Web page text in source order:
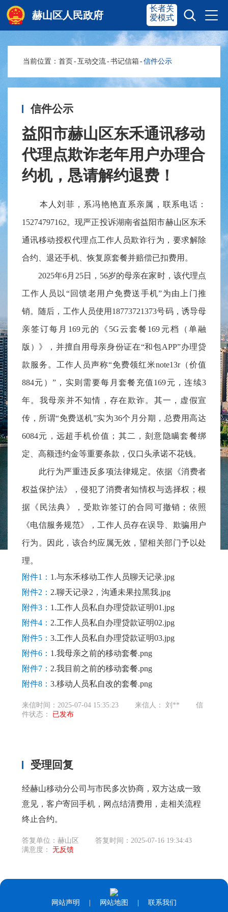
赫山区人民政府
赫山首页 奋进赫山
政务要闻
信息公开 政务服务
互动交流
长者关
爱模式
当前位置： 首页 -互动交流-书记信箱-信件公示
信件公示
益阳市赫山区东禾通讯移动
代理点欺诈老年用户办理合
约机，恳请解约退费！
本人刘菲，系冯艳艳直系亲属，联系电话：
15274797162。现严正投诉湖南省益阳市赫山区东禾
通讯移动授权代理点工作人员欺诈行为，要求解除
合约、退还手机、恢复原套餐并赔偿已扣费用。
2025年6月25日，56岁的母亲在家时，该代理点
工作人员以“回馈老用户免费送手机”为由上门推
销。随后，工作人员使用18773721373号码，诱导母
亲签订每月169元的《5G云套餐169元档（单融
版）》，并擅自用母亲身份证在“和包APP”办理贷
款服务。工作人员声称“免费领红米note13r（价值
884元）”，实则需要每月套餐充值169元，连续3
年。我母亲并不知情，存在欺诈。其一，虚假宣
传，所谓“免费送机”实为36个月分期，总费用高达
6084元，远超手机价值；其二，刻意隐瞒套餐绑
定、高额违约金等重要条款，仅口头承诺不花钱。
此行为严重违反多项法律规定。依据《消费者
权益保护法》，侵犯了消费者知情权与选择权；根
据《民法典》，受欺诈签订的合同可撤销；依照
《电信服务规范》，工作人员存在误导、欺骗用户
行为。因此，该合约应属无效，望相关部门予以处
理。
附件1： 1.与东禾移动工作人员聊天记录.jpg
附件2： 2.聊天记录2，沟通未果拉黑我.jpg
附件3： 1.工作人员私自办理贷款证明01.jpg
附件4： 2.工作人员私自办理贷款证明02.jpg
附件5： 3.工作人员私自办理贷款证明03.jpg
附件6： 1.我母亲之前的移动套餐.png
附件7： 2.我目前之前的移动套餐.png
附件8： 3.移动人员私自改的套餐.png
来信时间：2025-07-04 15:35:23 来信人： 刘**
信
件状态： 已发布
受理回复
经赫山移动分公司与市民多次协商，双方达成一致
意见，客户寄回手机，网点结清费用，走相关流程
终止合约。
答复单位：赫山区
答复时间：2025-07-16 19:34:43
满意度： 无反馈
网站声明 网站地图 联系我们